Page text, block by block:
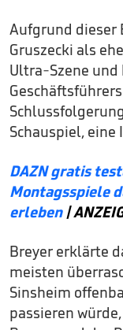
Aufgrund dieser
Gruszecki als
Ultra-Szene
Schauspiel, eine
DAZN gratis
Montagsspiele
erleben|
Breyer erklärte
meisten
Sinsheim
passieren